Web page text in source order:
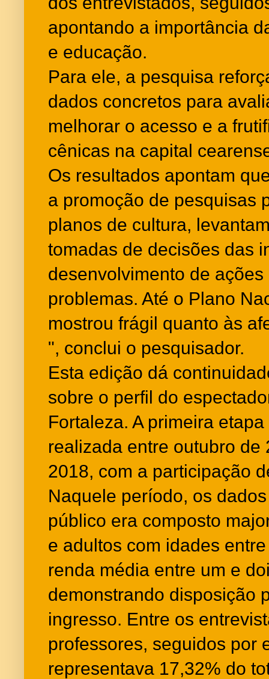
apontando a importância
e educação.
Para ele, a pesquisa
dados concretos para
melhorar o acesso e a
cênicas na capital
Os resultados apontam
a promoção de pesquisas
planos de cultura,
tomadas de decisões das
desenvolvimento de
problemas. Até o Plano
mostrou frágil quanto às
", conclui o pesquisador.
Esta edição dá
sobre o perfil do
Fortaleza. A primeira
realizada entre outubro de
2018, com a participação
Naquele período, os
público era composto
e adultos com idades
renda média entre um e
demonstrando disposição
ingresso. Entre os
professores, seguidos por
representava 17,32% do